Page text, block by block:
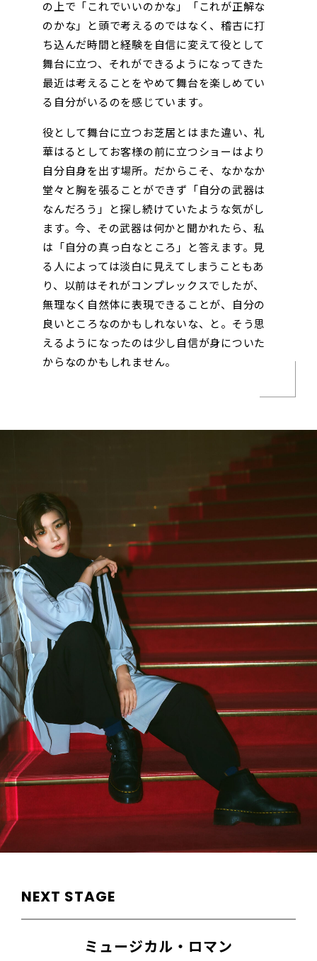
の上で「これでいいのかな」「これが正解な
のかな」と頭で考えるのではなく、稽古に打
ち込んだ時間と経験を自信に変えて役として
舞台に立つ、それができるようになってきた
最近は考えることをやめて舞台を楽しめてい
る自分がいるのを感じています。
役として舞台に立つお芝居とはまた違い、礼
華はるとしてお客様の前に立つショーはより
自分自身を出す場所。だからこそ、なかなか
堂々と胸を張ることができず「自分の武器は
なんだろう」と探し続けていたような気がし
ます。今、その武器は何かと聞かれたら、私
は「自分の真っ白なところ」と答えます。見
る人によっては淡白に見えてしまうこともあ
り、以前はそれがコンプレックスでしたが、
無理なく自然体に表現できることが、自分の
良いところなのかもしれないな、と。そう思
えるようになったのは少し自信が身についた
からなのかもしれません。
NEXT STAGE
ミュージカル・ロマン